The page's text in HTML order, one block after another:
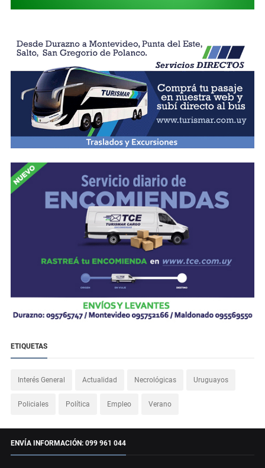
ETIQUETAS
Interés General Actualidad Necrológicas Uruguayos
Policiales Política Empleo Verano
ENVÍA INFORMACIÓN: 099 961 044